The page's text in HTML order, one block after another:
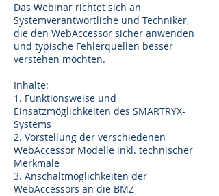
Das Webinar richtet sich an
Systemverantwortliche und Techniker,
die den WebAccessor sicher anwenden
und typische Fehlerquellen besser
verstehen möchten.
Inhalte:
1. Funktionsweise und
Einsatzmöglichkeiten des SMARTRYX-
Systems​
2. Vorstellung der verschiedenen
WebAccessor Modelle inkl. technischer
Merkmale
3. Anschaltmöglichkeiten der
WebAccessors an die BMZ